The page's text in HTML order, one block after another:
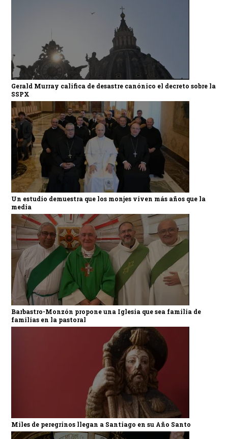
Gerald Murray califica de desastre canónico el decreto sobre la
SSPX
Un estudio demuestra que los monjes viven más años que la
media
Barbastro-Monzón propone una Iglesia que sea familia de
familias en la pastoral
Miles de peregrinos llegan a Santiago en su Año Santo